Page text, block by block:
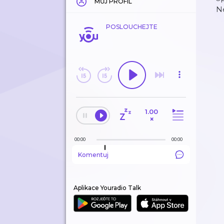
POSLOUCHEJTE
1.00
×
00:00 00:00
Komentuj
Aplikace Youradio Talk